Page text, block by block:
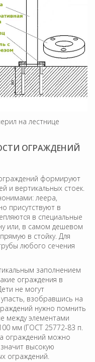
на лестнице
ОГРАЖДЕНИЙ
формируют
и вертикальных стоек.
леера,
присутствуют в
в специальные
или, в самом дешевом
в стойку. Для
любого сечения
заполнением
ограждения в
не могут
взобравшись на
нужно помнить
между элементами
мм (ГОСТ 25772-83 п.
ограждений можно
высокую
ограждений.